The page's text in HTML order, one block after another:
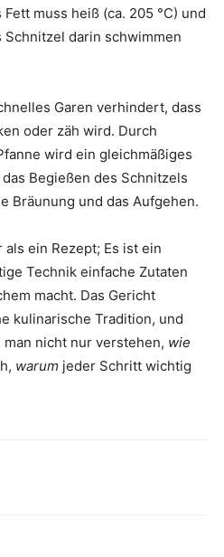
muss heiß (ca. 205 °C) und
darin schwimmen
Garen verhindert, dass
oder zäh wird. Durch
wird ein gleichmäßiges
Begießen des Schnitzels
Bräunung und das Aufgehen.
ein Rezept; Es ist ein
Technik einfache Zutaten
macht. Das Gericht
kulinarische Tradition, und
nicht nur verstehen, wie
warum jeder Schritt wichtig